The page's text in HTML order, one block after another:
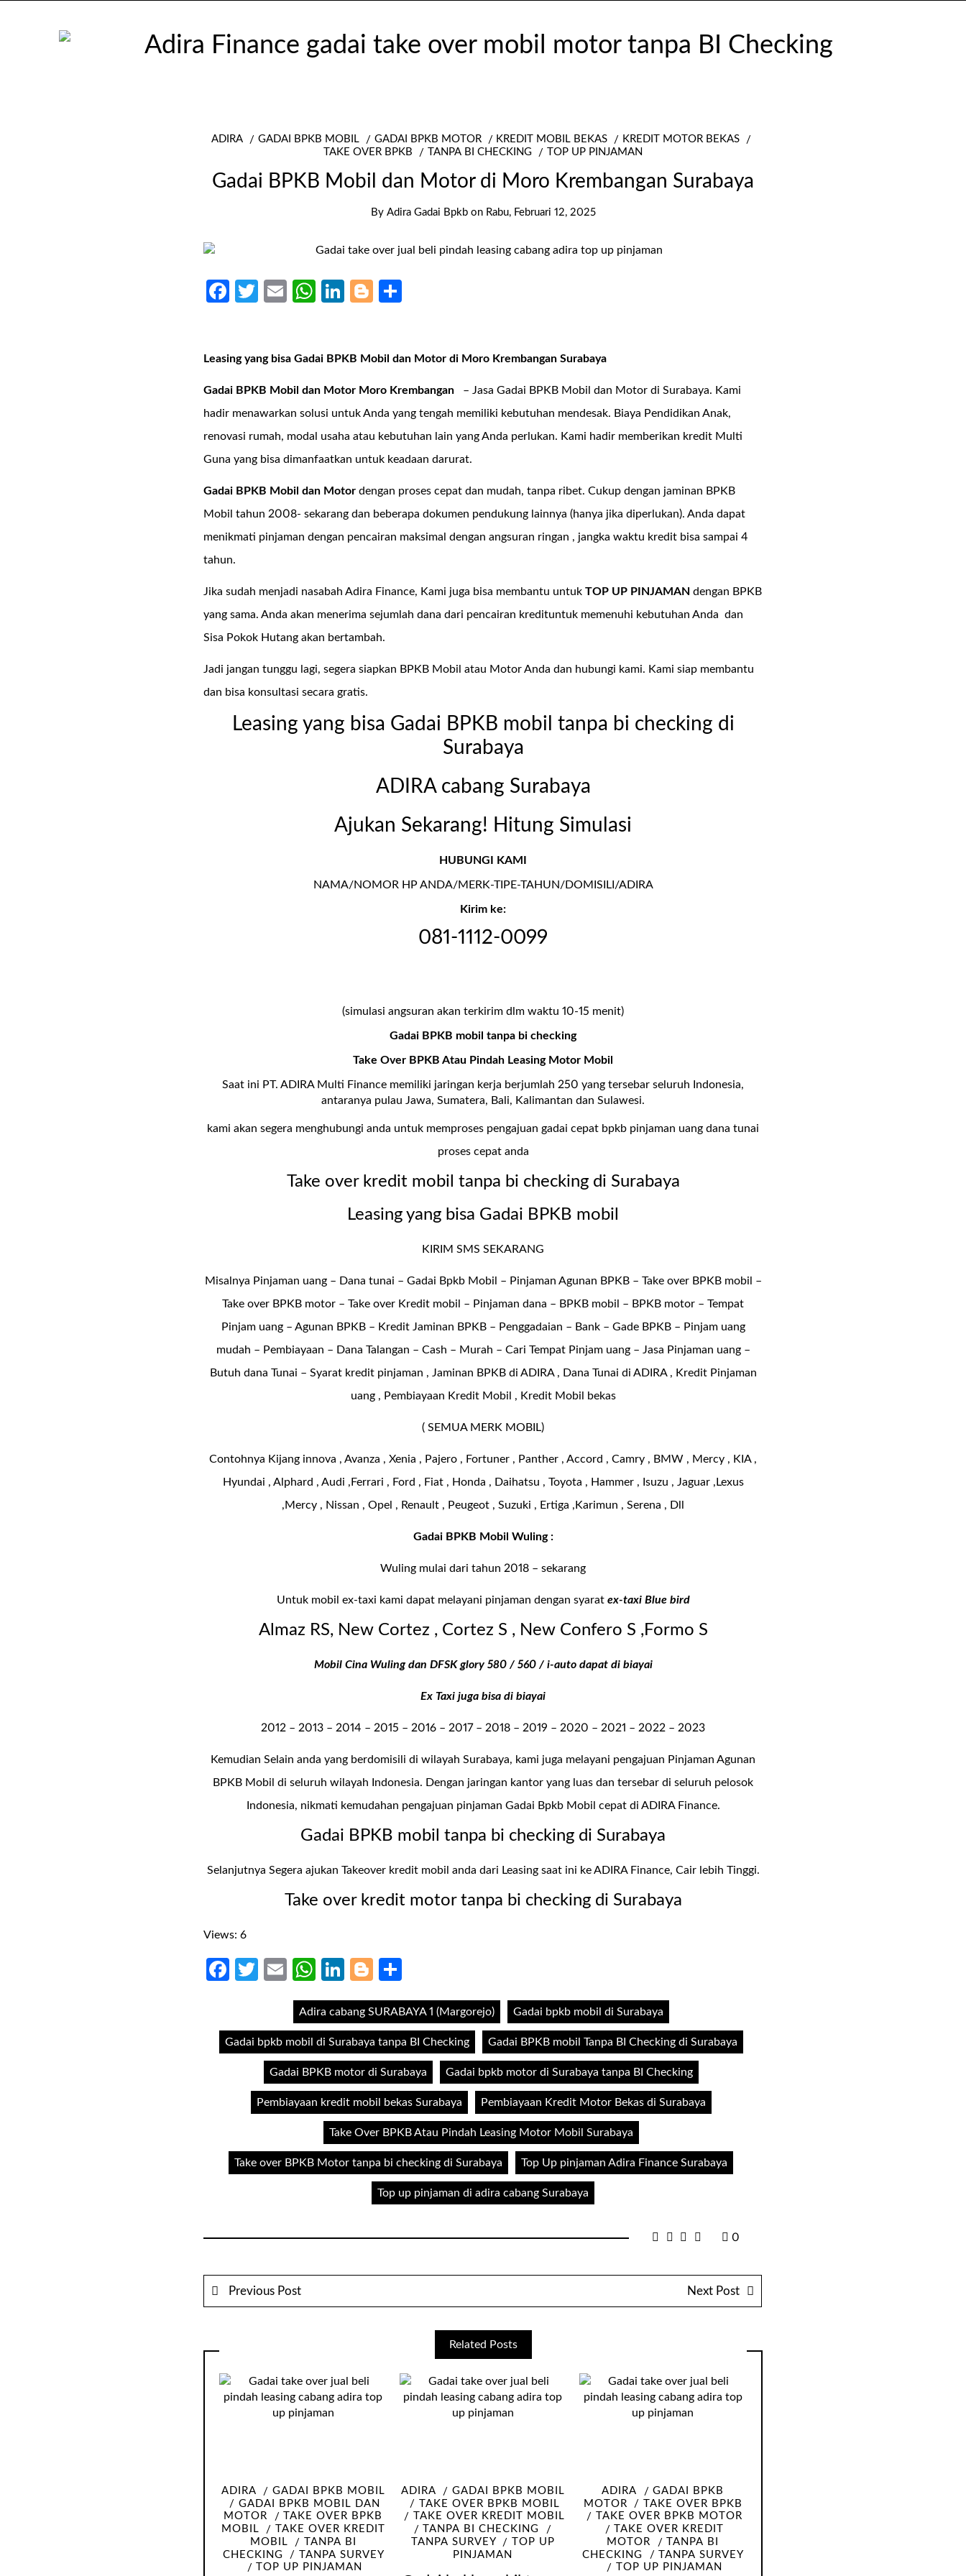
ADIRA GADAI BPKB MOBIL GADAI BPKB MOTOR KREDIT MOBIL BEKAS
KREDIT MOTOR BEKAS
TAKE OVER BPKB
TANPA BI CHECKING TOP UP PINJAMAN
Gadai BPKB Mobil dan Motor di Moro Krembangan Surabaya
By Adira Gadai Bpkb on Rabu, Februari 12, 2025
Facebook
Twitter
EmailWhatsApp
LinkedIn
Blogger
Leasing yang bisa Gadai BPKB Mobil dan Motor di Moro Krembangan Surabaya
Gadai BPKB Mobil dan Motor Moro Krembangan
– Jasa Gadai BPKB Mobil dan Motor di Surabaya. Kami
hadir menawarkan solusi untuk Anda yang tengah memiliki kebutuhan mendesak. Biaya Pendidikan Anak,
renovasi rumah, modal usaha atau kebutuhan lain yang Anda perlukan. Kami hadir memberikan kredit Multi
Guna yang bisa dimanfaatkan untuk keadaan darurat.
Gadai BPKB Mobil dan Motor dengan proses cepat dan mudah, tanpa ribet. Cukup dengan jaminan BPKB
Mobil tahun 2008- sekarang dan beberapa dokumen pendukung lainnya (hanya jika diperlukan). Anda dapat
menikmati pinjaman dengan pencairan maksimal dengan angsuran ringan , jangka waktu kredit bisa sampai 4
tahun.
Jika sudah menjadi nasabah Adira Finance, Kami juga bisa membantu untukTOP UP PINJAMAN dengan BPKB
yang sama. Anda akan menerima sejumlah dana dari pencairan kredituntuk memenuhi kebutuhan Anda dan
Sisa Pokok Hutang akan bertambah.
Jadi jangan tunggu lagi, segera siapkan BPKB Mobil atau Motor Anda dan hubungi kami. Kami siap membantu
dan bisa konsultasi secara gratis.
Leasing yang bisa Gadai BPKB mobil tanpa bi checking di
Surabaya
ADIRA cabang Surabaya
Ajukan Sekarang! Hitung Simulasi
HUBUNGI KAMI
NAMA/NOMOR HP ANDA/MERK-TIPE-TAHUN/DOMISILI/ADIRA
Kirim ke:
081-1112-0099
(simulasi angsuran akan terkirim dlm waktu 10-15 menit)
Gadai BPKB mobil tanpa bi checking
Take Over BPKB Atau Pindah Leasing Motor Mobil
Saat ini PT. ADIRA Multi Finance memiliki jaringan kerja berjumlah 250 yang tersebar seluruh Indonesia,
antaranya pulau Jawa, Sumatera, Bali, Kalimantan dan Sulawesi.
kami akan segera menghubungi anda untuk memproses pengajuan gadai cepat bpkb pinjaman uang dana tunai
proses cepat anda
Take over kredit mobil tanpa bi checking di Surabaya
Leasing yang bisa Gadai BPKB mobil
KIRIM SMS SEKARANG
Misalnya Pinjaman uang – Dana tunai – Gadai Bpkb Mobil
– Pinjaman Agunan BPKB – Take over BPKB mobil –
Take over BPKB motor – Take over Kredit mobil – Pinjaman dana – BPKB mobil – BPKB motor – Tempat
Pinjam uang – Agunan BPKB – Kredit Jaminan BPKB – Penggadaian – Bank – Gade BPKB – Pinjam uang
mudah – Pembiayaan – Dana Talangan – Cash – Murah – Cari Tempat Pinjam uang – Jasa Pinjaman uang –
Butuh dana Tunai – Syarat kredit pinjaman , Jaminan BPKB di ADIRA , Dana Tunai di ADIRA , Kredit Pinjaman
uang , Pembiayaan Kredit Mobil , Kredit Mobil bekas
( SEMUA MERK MOBIL)
Contohnya Kijang innova , Avanza , Xenia , Pajero , Fortuner , Panther , Accord , Camry , BMW , Mercy , KIA ,
Hyundai , Alphard , Audi ,Ferrari , Ford , Fiat , Honda , Daihatsu , Toyota , Hammer , Isuzu , Jaguar ,Lexus
,Mercy , Nissan , Opel , Renault , Peugeot , Suzuki , Ertiga ,Karimun , Serena , Dll
Gadai BPKB Mobil Wuling :
Wuling mulai dari tahun 2018 – sekarang
Untuk mobil ex-taxi kami dapat melayani pinjaman dengan syarat ex-taxi Blue bird
Almaz RS, New Cortez , Cortez S , New Confero S ,Formo S
Mobil Cina Wuling dan DFSK glory 580 / 560 / i-auto dapat di biayai
Ex Taxi juga bisa di biayai
2012 – 2013 – 2014 – 2015 – 2016 – 2017 – 2018 – 2019 – 2020 – 2021 – 2022 – 2023
Kemudian Selain anda yang berdomisili di wilayah Surabaya, kami juga melayani pengajuan Pinjaman Agunan
BPKB Mobil di seluruh wilayah Indonesia. Dengan jaringan kantor yang luas dan tersebar di seluruh pelosok
Indonesia, nikmati kemudahan pengajuan pinjaman Gadai Bpkb Mobil cepat di ADIRA Finance.
Gadai BPKB mobil tanpa bi checking di Surabaya
Selanjutnya Segera ajukan Takeover kredit mobil anda dari Leasing saat ini ke ADIRA Finance, Cair lebih Tinggi.
Take over kredit motor tanpa bi checking di Surabaya
Views: 6
Facebook
Twitter
EmailWhatsApp
LinkedIn
Blogger
Adira cabang SURABAYA 1 (Margorejo) Gadai bpkb mobil di Surabaya
Gadai bpkb mobil di Surabaya tanpa BI Checking Gadai BPKB mobil Tanpa BI Checking di Surabaya
Gadai BPKB motor di Surabaya Gadai bpkb motor di Surabaya tanpa BI Checking
Pembiayaan kredit mobil bekas Surabaya Pembiayaan Kredit Motor Bekas di Surabaya
Take Over BPKB Atau Pindah Leasing Motor Mobil Surabaya
Take over BPKB Motor tanpa bi checking di Surabaya Top Up pinjaman Adira Finance Surabaya
Top up pinjaman di adira cabang Surabaya
0
Previous Post Next Post
Related Posts
ADIRA
GADAI BPKB MOBIL
GADAI BPKB MOBIL DAN
MOTOR
TAKE OVER BPKB
MOBIL
TAKE OVER KREDIT
MOBIL
TANPA BI
CHECKING
TANPA SURVEY
TOP UP PINJAMAN
ADIRA
GADAI BPKB MOBIL
TAKE OVER BPKB MOBIL
TAKE OVER KREDIT MOBIL
TANPA BI CHECKING
TANPA SURVEY
TOP UP
PINJAMAN
ADIRA
GADAI BPKB
MOTOR
TAKE OVER BPKB
TAKE OVER BPKB MOTOR
TAKE OVER KREDIT
MOTOR
TANPA BI
CHECKING
TANPA SURVEY
TOP UP PINJAMAN